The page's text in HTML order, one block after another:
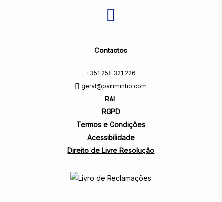
Contactos
+351 258 321 226
geral@paniminho.com
RAL
RGPD
Termos e Condições
Acessibilidade
Direito de Livre Resolução